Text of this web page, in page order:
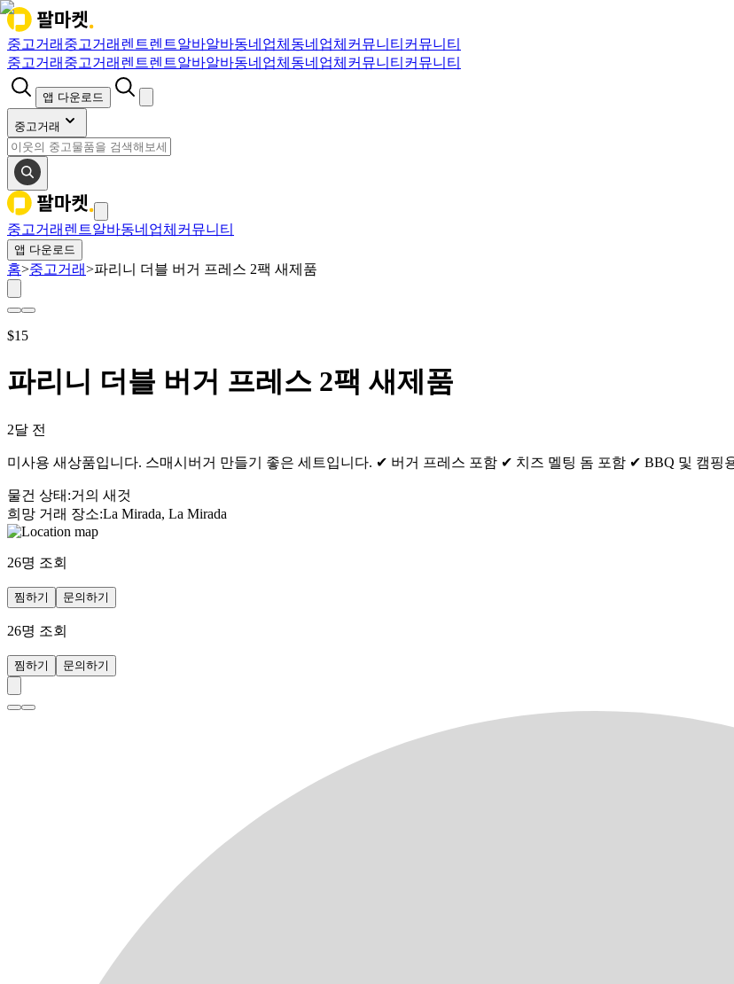
중고거래 중고거래 렌트렌트알바알바동네업체 동네업체 커뮤니티 커뮤니티
중고거래 중고거래 렌트렌트알바알바동네업체 동네업체 커뮤니티 커뮤니티
앱 다운로드
중고거래
중고거래 렌트알바동네업체 커뮤니티
앱 다운로드
홈>중고거래>파리니 더블 버거 프레스 2팩 새제품
$15
파리니 더블 버거 프레스 2팩 새제품
2달 전
미사용 새상품입니다. 스매시버거 만들기 좋은 세트입니다. ✔ 버거 프레스 포함 ✔ 치즈 멜팅 돔 포함 ✔ BBQ 및 캠핑
물건 상태 :거의 새것
희망 거래 장소:La Mirada, La Mirada
26명 조회
찜하기 문의하기
26명 조회
찜하기 문의하기